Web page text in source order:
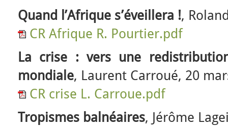
Quand l’Afrique s’éveillera !,
CR Afrique R. Pourtier.pdf
La crise : vers une
mondiale, Laurent Carroué, 20
CR crise L. Carroue.pdf
Tropismes balnéaires, Jérôme